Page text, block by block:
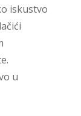
iskustvo
u